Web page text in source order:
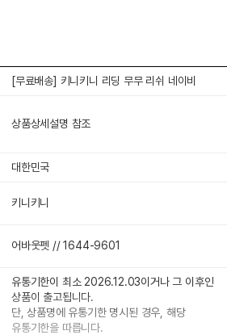
[무료배송] 키니키니 리딩 무무 리쉬 네이비
상품상세설명 참조
대한민국
키니키니
어바웃펫 // 1644-9601
유통기한이 최소 2026.12.03이거나 그 이후인
상품이 출고됩니다.
단, 상품명에 유통기한 명시된 경우, 해당
유통기한을 따릅니다.